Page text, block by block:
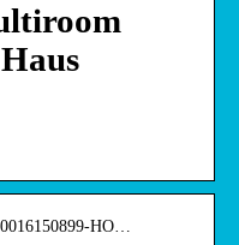
HO…